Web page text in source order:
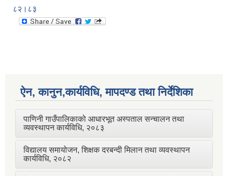
८२।८३
ऐन, कानुन,कार्यविधि, मापदण्ड तथा निर्देशिका
पाणिनी गाउँपालिकाको आधारभूत अस्पताल सन्चालन तथा
व्यवस्थापन कार्यविधि, २०८३
विद्यालय समायोजन, शिक्षक दरबन्दी मिलान तथा व्यवस्थापन
कार्यविधि, २०८२